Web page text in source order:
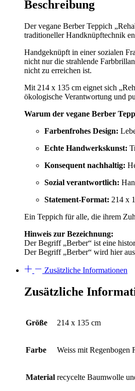
Beschreibung
Der vegane Berber Teppich
traditioneller Handknüpftechnik
Handgeknüpft in einer sozialen
nicht nur die strahlende
nicht zu erreichen ist.
Mit 214 x 135 cm eignet sich
ökologische Verantwortung und
Warum der vegane Berber
Farbenfrohes Design:
Echte Handwerkskunst:
Konsequent nachhaltig:
Sozial verantwortlich:
Statement-Format: 214 x
Ein Teppich für alle, die ihrem
Hinweis zur Bezeichnung:
Der Begriff „Berber“ ist eine
Der Begriff „Berber“ wird hier
Zusätzliche Informationen
Zusätzliche
Größe 214 x 135 cm
Farbe Weiss mit Regenbogen
Material recycelte Baumwolle